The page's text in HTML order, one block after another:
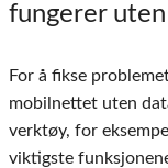
fungerer
For å fikse
mobilnettet uten
verktøy, for eksempel
viktigste